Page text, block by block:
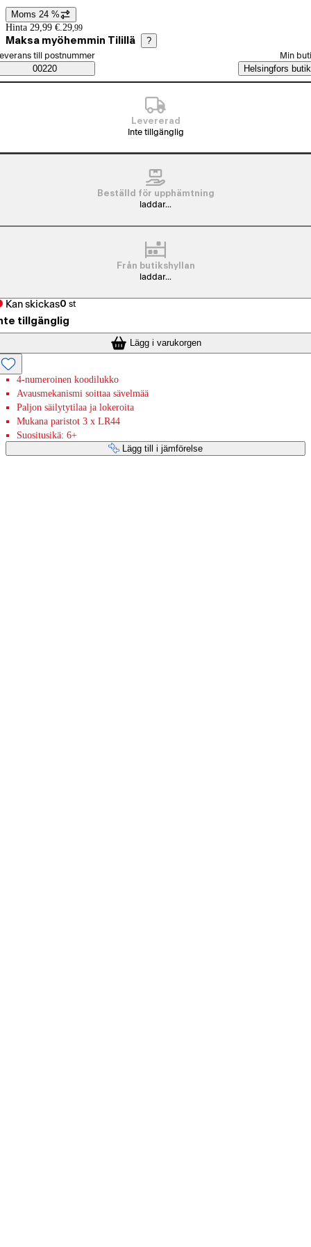
Prisinformation
Moms 24 %
Hinta 29,99 €. 29,99
Maksa myöhemmin Tilillä ?
Saatavuustiedot
beställningssätt
till postnummer
00220
Min
Helsingfors butik
Levererad
Inte tillgänglig
Beställd för upphämtning
laddar...
Från butikshyllan
laddar...
Kan skickas0 st
tillgänglig
Lägg i varukorgen
4-numeroinen koodilukko
Avausmekanismi soittaa sävelmää
Paljon säilytytilaa ja lokeroita
Mukana paristot 3 x LR44
Suositusikä: 6+
Lägg till i jämförelse